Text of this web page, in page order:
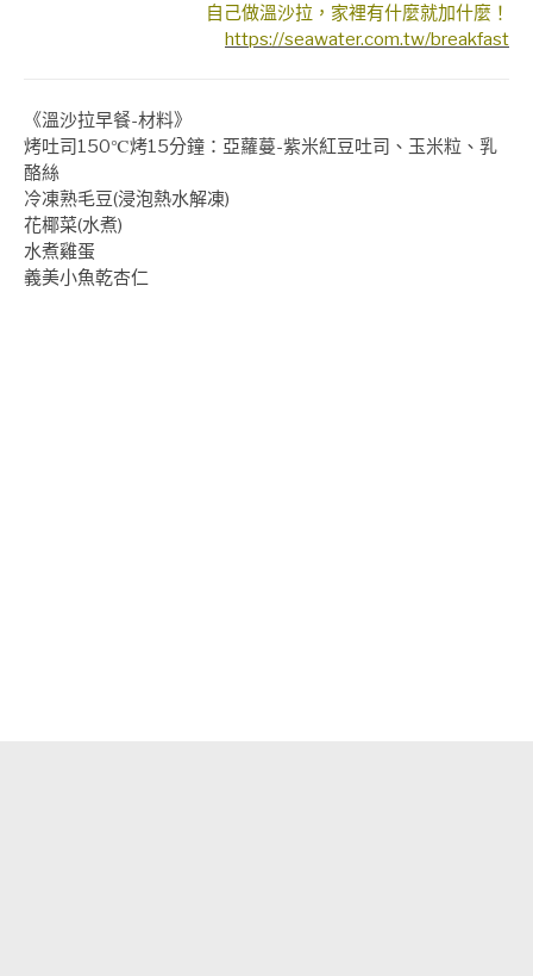
自己做溫沙拉，家裡有什麼就加什麼！
https://seawater.com.tw/breakfast
《溫沙拉早餐-材料》
烤吐司150℃烤15分鐘：亞蘿蔓-紫米紅豆吐司、玉米粒、乳
酪絲
冷凍熟毛豆(浸泡熱水解凍)
花椰菜(水煮)
水煮雞蛋
義美小魚乾杏仁